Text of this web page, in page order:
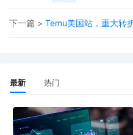
三方可能都要面临倒闭。
Steam Spy 的创始人 Sergey
果他们真的想遵守法律，应该
有默认情况下暴露的敏感信息
下一篇 > Temu美国站，重大转
最新 热门